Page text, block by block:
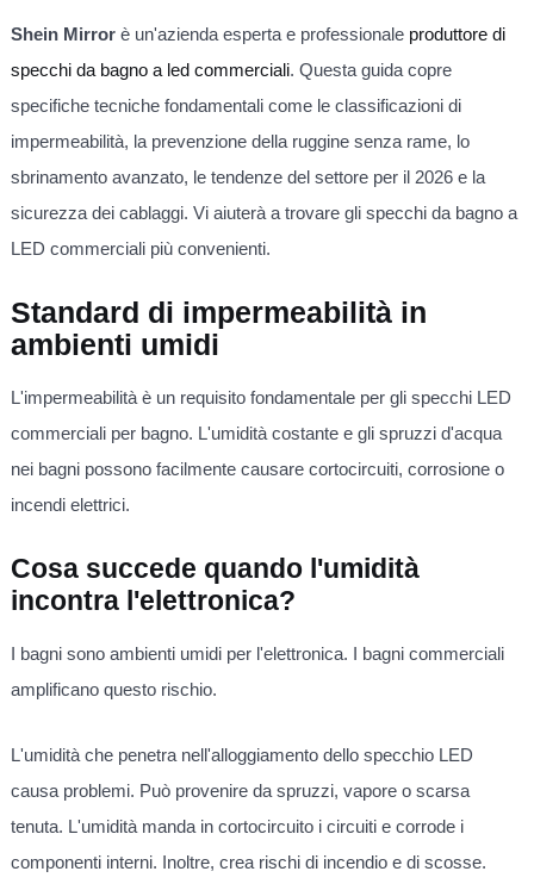
Shein Mirror è un'azienda esperta e professionale produttore di
specchi da bagno a led commerciali. Questa guida copre
specifiche tecniche fondamentali come le classificazioni di
impermeabilità, la prevenzione della ruggine senza rame, lo
sbrinamento avanzato, le tendenze del settore per il 2026 e la
sicurezza dei cablaggi. Vi aiuterà a trovare gli specchi da bagno a
LED commerciali più convenienti.
Standard di impermeabilità in
ambienti umidi
L'impermeabilità è un requisito fondamentale per gli specchi LED
commerciali per bagno. L'umidità costante e gli spruzzi d'acqua
nei bagni possono facilmente causare cortocircuiti, corrosione o
incendi elettrici.
Cosa succede quando l'umidità
incontra l'elettronica?
I bagni sono ambienti umidi per l'elettronica. I bagni commerciali
amplificano questo rischio.
L'umidità che penetra nell'alloggiamento dello specchio LED
causa problemi. Può provenire da spruzzi, vapore o scarsa
tenuta. L'umidità manda in cortocircuito i circuiti e corrode i
componenti interni. Inoltre, crea rischi di incendio e di scosse.